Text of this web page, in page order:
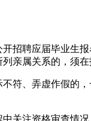
招聘应届毕业生
亲属关系的，须在
符、弄虚作假的
关注资格审查情